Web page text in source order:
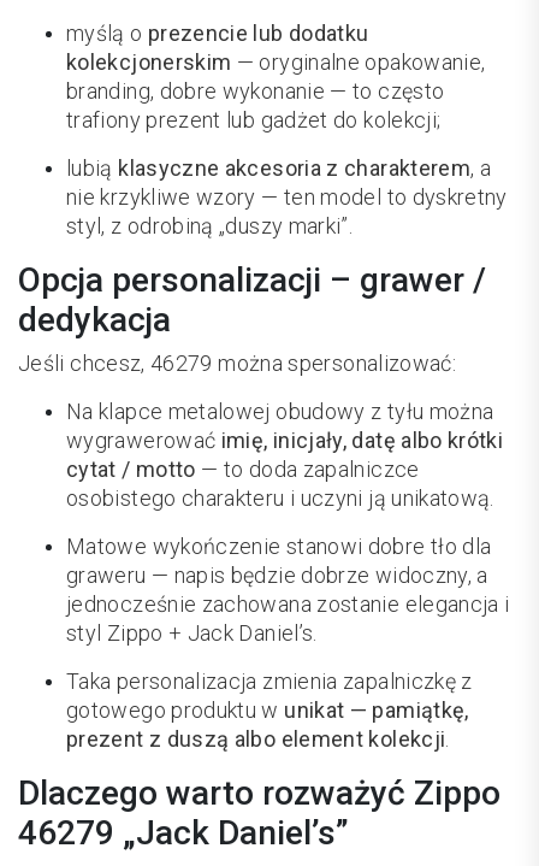
myślą o prezencie lub dodatku
kolekcjonerskim — oryginalne opakowanie,
branding, dobre wykonanie — to często
trafiony prezent lub gadżet do kolekcji;
lubią klasyczne akcesoria z charakterem, a
nie krzykliwe wzory — ten model to dyskretny
styl, z odrobiną „duszy marki”.
Opcja personalizacji – grawer /
dedykacja
Jeśli chcesz, 46279 można spersonalizować:
Na klapce metalowej obudowy z tyłu można
wygrawerować imię, inicjały, datę albo krótki
cytat / motto — to doda zapalniczce
osobistego charakteru i uczyni ją unikatową.
Matowe wykończenie stanowi dobre tło dla
graweru — napis będzie dobrze widoczny, a
jednocześnie zachowana zostanie elegancja i
styl Zippo + Jack Daniel’s.
Taka personalizacja zmienia zapalniczkę z
gotowego produktu w unikat — pamiątkę,
prezent z duszą albo element kolekcji.
Dlaczego warto rozważyć Zippo
46279 „Jack Daniel’s”